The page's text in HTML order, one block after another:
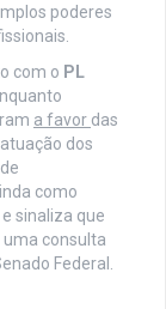
poderes
com o PL
a favor das
dos
como
sinaliza que
consulta
Federal.